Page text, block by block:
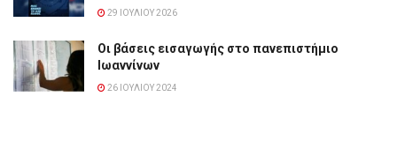
29 ΙΟΥΛΊΟΥ 2026
Οι βάσεις εισαγωγής στο πανεπιστήμιο
Ιωαννίνων
26 ΙΟΥΛΊΟΥ 2024